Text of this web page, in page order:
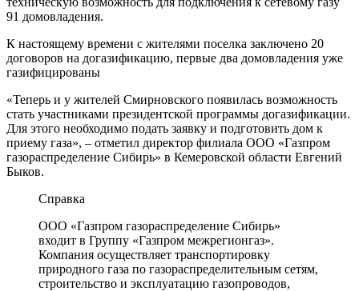
91 домовладения.
К настоящему времени с жителями поселка заключено 20
договоров на догазификацию, первые два домовладения уже
газифицированы
«Теперь и у жителей Смирновского появилась возможность
стать участниками президентской программы догазификации.
Для этого необходимо подать заявку и подготовить дом к
приему газа», – отметил директор филиала ООО «Газпром
газораспределение Сибирь» в Кемеровской области Евгений
Быков.
Справка
ООО «Газпром газораспределение Сибирь»
входит в Группу «Газпром межрегионгаз».
Компания осуществляет транспортировку
природного газа по газораспределительным сетям,
строительство и эксплуатацию газопроводов,